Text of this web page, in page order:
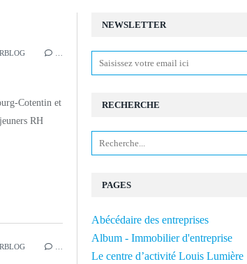
OLIVIER DUTILLOY,DELPHINE DE VENDEUVRE
Cotentin et
RH
NEWSLETTER
RECHERCHE
PAGES
Abécédaire des entreprises
Album - Immobilier d'entreprise
Le centre d’activité Louis Lumière